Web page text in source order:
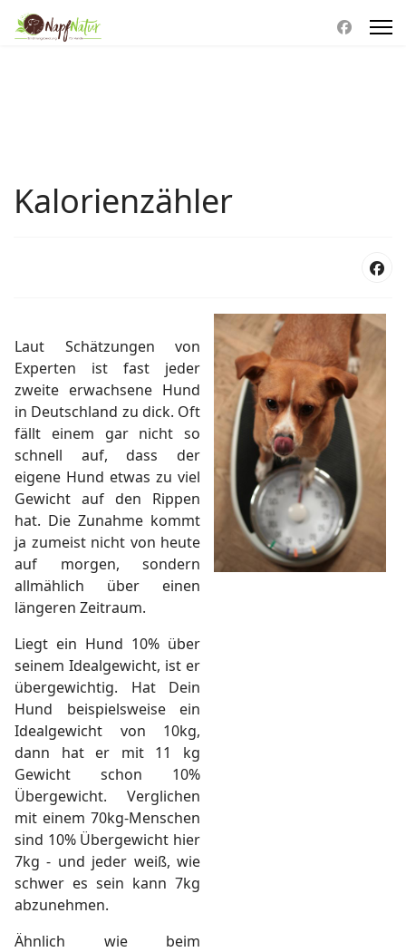
Kalorienzähler
Laut Schätzungen von
Experten ist fast jeder
zweite erwachsene Hund
in Deutschland zu dick. Oft
fällt einem gar nicht so
schnell auf, dass der
eigene Hund etwas zu viel
Gewicht auf den Rippen
hat. Die Zunahme kommt
ja zumeist nicht von heute
auf morgen, sondern
allmählich über einen
längeren Zeitraum.
Liegt ein Hund 10% über
seinem Idealgewicht, ist er
übergewichtig. Hat Dein
Hund beispielsweise ein
Idealgewicht von 10kg,
dann hat er mit 11 kg
Gewicht schon 10%
Übergewicht. Verglichen
mit einem 70kg-Menschen
sind 10% Übergewicht hier
7kg - und jeder weiß, wie
schwer es sein kann 7kg
abzunehmen.
Ähnlich wie beim